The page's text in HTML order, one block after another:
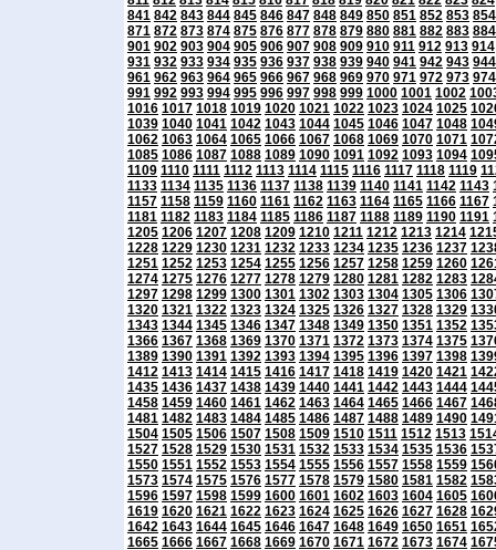
841 842 843 844 845 846 847 848 849 850 851 852 853 854
871 872 873 874 875 876 877 878 879 880 881 882 883 884
901 902 903 904 905 906 907 908 909 910 911 912 913 914
931 932 933 934 935 936 937 938 939 940 941 942 943 944
961 962 963 964 965 966 967 968 969 970 971 972 973 974
991 992 993 994 995 996 997 998 999 1000 1001 1002
1016 1017 1018 1019 1020 1021 1022 1023 1024 1025
1039 1040 1041 1042 1043 1044 1045 1046 1047 1048
1062 1063 1064 1065 1066 1067 1068 1069 1070 1071
1085 1086 1087 1088 1089 1090 1091 1092 1093 1094
1109 1110 1111 1112 1113 1114 1115 1116 1117 1118 1119
1133 1134 1135 1136 1137 1138 1139 1140 1141 1142 1143
1157 1158 1159 1160 1161 1162 1163 1164 1165 1166 1167
1181 1182 1183 1184 1185 1186 1187 1188 1189 1190 1191
1205 1206 1207 1208 1209 1210 1211 1212 1213 1214
1228 1229 1230 1231 1232 1233 1234 1235 1236 1237
1251 1252 1253 1254 1255 1256 1257 1258 1259 1260
1274 1275 1276 1277 1278 1279 1280 1281 1282 1283
1297 1298 1299 1300 1301 1302 1303 1304 1305 1306
1320 1321 1322 1323 1324 1325 1326 1327 1328 1329
1343 1344 1345 1346 1347 1348 1349 1350 1351 1352
1366 1367 1368 1369 1370 1371 1372 1373 1374 1375
1389 1390 1391 1392 1393 1394 1395 1396 1397 1398
1412 1413 1414 1415 1416 1417 1418 1419 1420 1421
1435 1436 1437 1438 1439 1440 1441 1442 1443 1444
1458 1459 1460 1461 1462 1463 1464 1465 1466 1467
1481 1482 1483 1484 1485 1486 1487 1488 1489 1490
1504 1505 1506 1507 1508 1509 1510 1511 1512 1513
1527 1528 1529 1530 1531 1532 1533 1534 1535 1536
1550 1551 1552 1553 1554 1555 1556 1557 1558 1559
1573 1574 1575 1576 1577 1578 1579 1580 1581 1582
1596 1597 1598 1599 1600 1601 1602 1603 1604 1605
1619 1620 1621 1622 1623 1624 1625 1626 1627 1628
1642 1643 1644 1645 1646 1647 1648 1649 1650 1651
1665 1666 1667 1668 1669 1670 1671 1672 1673 1674